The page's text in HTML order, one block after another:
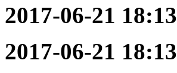
2017-06-21 18:13
2017-06-21 18:13